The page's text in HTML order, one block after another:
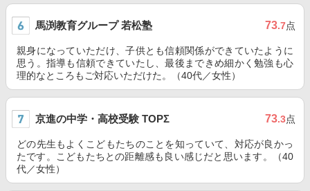
馬渕教育グループ 若松塾 73.7点
親身になっていただけ、子供とも信頼関係ができていたように
思う。指導も信頼できていたし、最後まできめ細かく勉強も心
理的なところもご対応いただけた。（40代／女性）
京進の中学・高校受験 TOPΣ 73.3点
どの先生もよくこどもたちのことを知っていて、対応が良かっ
たです。こどもたちとの距離感も良い感じだと思います。（40
代／女性）